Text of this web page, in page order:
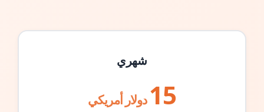
شهري
15 دولار أمريكي